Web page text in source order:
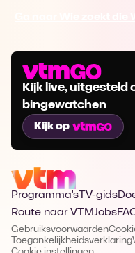
Kijk live, uitgesteld
bingewatchen
Kijk op
Programma's TV-gids
Route naar VTMJobs
Gebruiksvoorwaarden
Toegankelijkheidsverklaring